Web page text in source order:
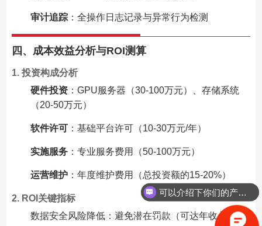
审计追踪：全操作日志记录与异常行为检测
四、成本效益分析与ROI测算
1. 投资构成分析
硬件投资：GPU服务器（30-100万元）、存储系统
（20-50万元）
软件许可：基础平台许可（10-30万元/年）
实施服务：专业服务费用（50-100万元）
运营维护：年度维护费用（总投资额的15-20%）
2. ROI关键指标
数据安全风险降低：避免潜在罚款（可达年收入的
可以介绍下你们的产品么